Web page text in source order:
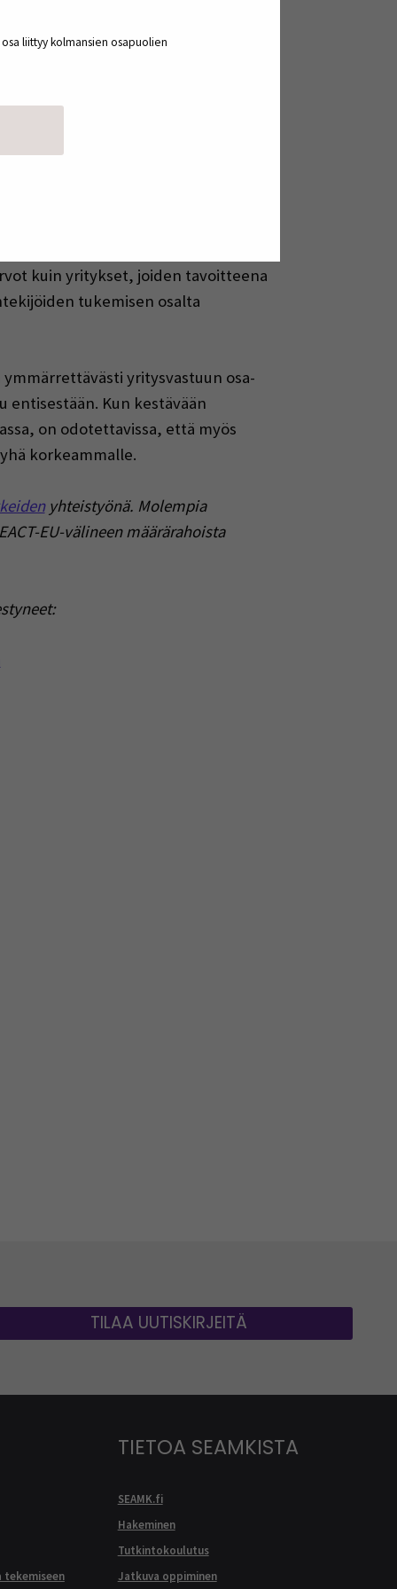
liittyy kolmansien osapuolien
muiden palvelujen (ka. 5,2) aloilla
kuin yritykset, joiden tavoitteena
tukemisen osalta
yritysvastuun osa-
entisestään. Kun kestävään
on odotettavissa, että myös
korkeammalle.
yhteistyönä. Molempia
EU-välineen määrärahoista
TILAA UUTISKIRJEITÄ
tekemiseen
TIETOA SEAMKISTA
SEAMK.fi
Hakeminen
Tutkintokoulutus
Jatkuva oppiminen